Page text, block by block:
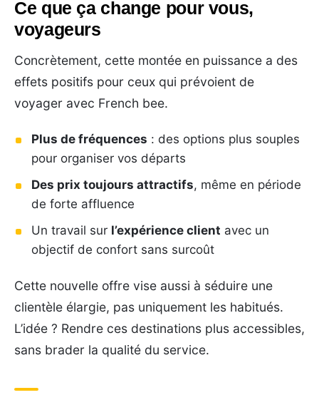
Ce que ça change pour vous,
voyageurs
Concrètement, cette montée en puissance a des
effets positifs pour ceux qui prévoient de
voyager avec French bee.
Plus de fréquences : des options plus souples
pour organiser vos départs
Des prix toujours attractifs, même en période
de forte affluence
Un travail sur l’expérience client avec un
objectif de confort sans surcoût
Cette nouvelle offre vise aussi à séduire une
clientèle élargie, pas uniquement les habitués.
L’idée ? Rendre ces destinations plus accessibles,
sans brader la qualité du service.